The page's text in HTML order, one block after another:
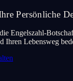
Persönliche
Engelszahl-
Ihren Lebensweg